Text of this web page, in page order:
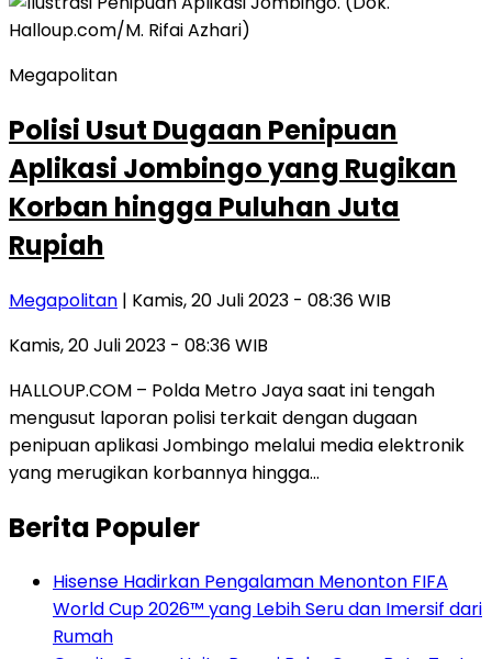
Megapolitan
Polisi Usut Dugaan Penipuan
Aplikasi Jombingo yang Rugikan
Korban hingga Puluhan Juta
Rupiah
Megapolitan | Kamis, 20 Juli 2023 - 08:36 WIB
Kamis, 20 Juli 2023 - 08:36 WIB
HALLOUP.COM – Polda Metro Jaya saat ini tengah
mengusut laporan polisi terkait dengan dugaan
penipuan aplikasi Jombingo melalui media elektronik
yang merugikan korbannya hingga…
Berita Populer
Hisense Hadirkan Pengalaman Menonton FIFA
World Cup 2026™ yang Lebih Seru dan Imersif dari
Rumah